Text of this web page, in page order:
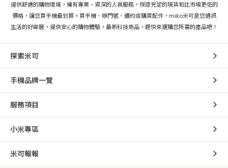
提供舒適的購物環境，擁有專業、資深的人員服務，保證充足的現貨和比市場更低的
價格，讓您買手機最划算。買手機、辦門號、續約或購買配件，miko米可是您通訊
生活的好鄰居，提供安心的購物體驗，最新科技商品，趕快來選購您所需的產品吧！
探索米可
手機品牌一覽
服務項目
小米專區
米可報報